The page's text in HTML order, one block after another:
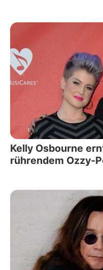
Kelly Osbourne
rührendem Ozzy-